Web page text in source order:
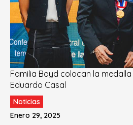
Familia Boyd colocan la
Eduardo Casal
Noticias
Enero 29, 2025